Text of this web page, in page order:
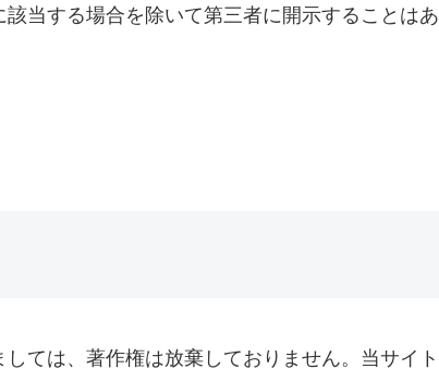
当する場合を除いて第三者に開示することはあ
ては、著作権は放棄しておりません。当サイト